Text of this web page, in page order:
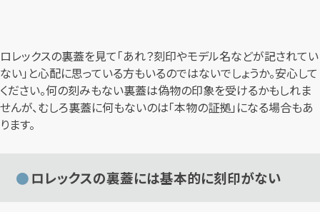
ロレックスの裏蓋を見て「あれ？刻印やモデル名などが記されてい
ない」と心配に思っている方もいるのではないでしょうか。安心して
ください。何の刻みもない裏蓋は偽物の印象を受けるかもしれま
せんが、むしろ裏蓋に何もないのは「本物の証拠」になる場合もあ
ります。
ロレックスの裏蓋には基本的に刻印がない